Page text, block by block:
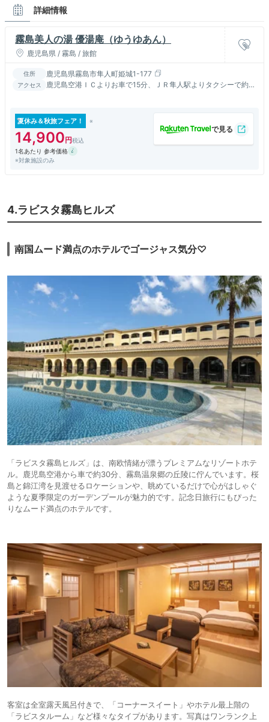
詳細情報
霧島美人の湯 優湯庵（ゆうゆあん）
鹿児島県 / 霧島 / 旅館
住所 鹿児島県霧島市隼人町姫城1-177
アクセス
鹿児島空港ＩＣよりお車で15分、ＪＲ隼人駅よりタクシーで約
夏休み＆秋旅フェア！
14,900
1名あたり 参考価格
※対象施設のみ
4.ラビスタ霧島ヒルズ
南国ムード満点のホテルでゴージャス気分♡
「ラビスタ霧島ヒルズ」は、南欧情緒が漂うプレミアムなリゾートホテ
ル。鹿児島空港から車で約30分、霧島温泉郷の丘陵に佇んでいます。桜
島と錦江湾を見渡せるロケーションや、眺めているだけで心がはしゃぐ
ような夏季限定のガーデンプールが魅力的です。記念日旅行にもぴった
りなムード満点のホテルです。
客室は全室露天風呂付きで、「コーナースイート」やホテル最上階の
「ラビスタルーム」など様々なタイプがあります。写真はワンランク上